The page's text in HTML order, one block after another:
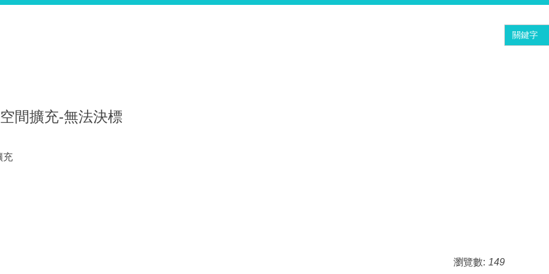
間擴充-無法決標
充
瀏覽數: 149